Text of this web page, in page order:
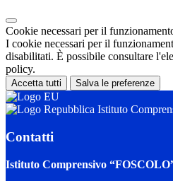
Cookie necessari per il
I cookie necessari per il
disabilitati. È possibile consultare
policy.
Accetta tutti Salva le preferenze
Istituto
Contatti
Istituto Comprensivo